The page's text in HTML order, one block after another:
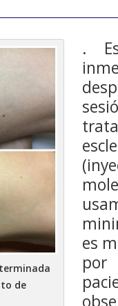
de
.
es